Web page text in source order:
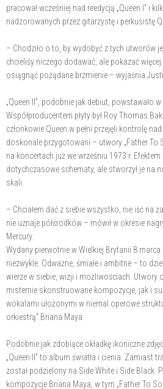
pracował wcześniej nad reedycją „Queen I” i
nadzorowanych przez gitarzystę i perkusistę
– Chodziło o to, by wydobyć z tych utworów
chcieliśy niczego dodawać, ale pokazać
osiągnąć pożądane brzmienie – wyjaśnia
„Queen II”, podobnie jak debiut, powstawało
Współproducentem płyty był Roy Thomas
członkowie Queen w pełni przejęli kontrolę
doskonale przygotowani – utwory „Father To
na koncertach już we wrześniu 1973 r.
dotychczasowe schematy, ale stworzył je na
skali.
– Chciałem dać z siebie wszystko, nie iść na
nie uznaje półśrodków – mówił w okresie
Mercury.
Wydany pierwotnie w Wielkiej Brytanii 8 marca
niezwykle. Odważne, śmiałe i ambitne – to
wierze w siebie, wizji i możliwościach. Utwory
misternie skonstruowane kompozycje, jak i
wokalami ułożonymi w niemal operowe
orkiestrą” Briana Maya.
Podobnie jak zdobiące okładkę ikoniczne
„Queen II” to album światła i cienia. Zamiast
został podzielony na Side White i Side Black.
kompozycje Briana Maya, w tym „Father To